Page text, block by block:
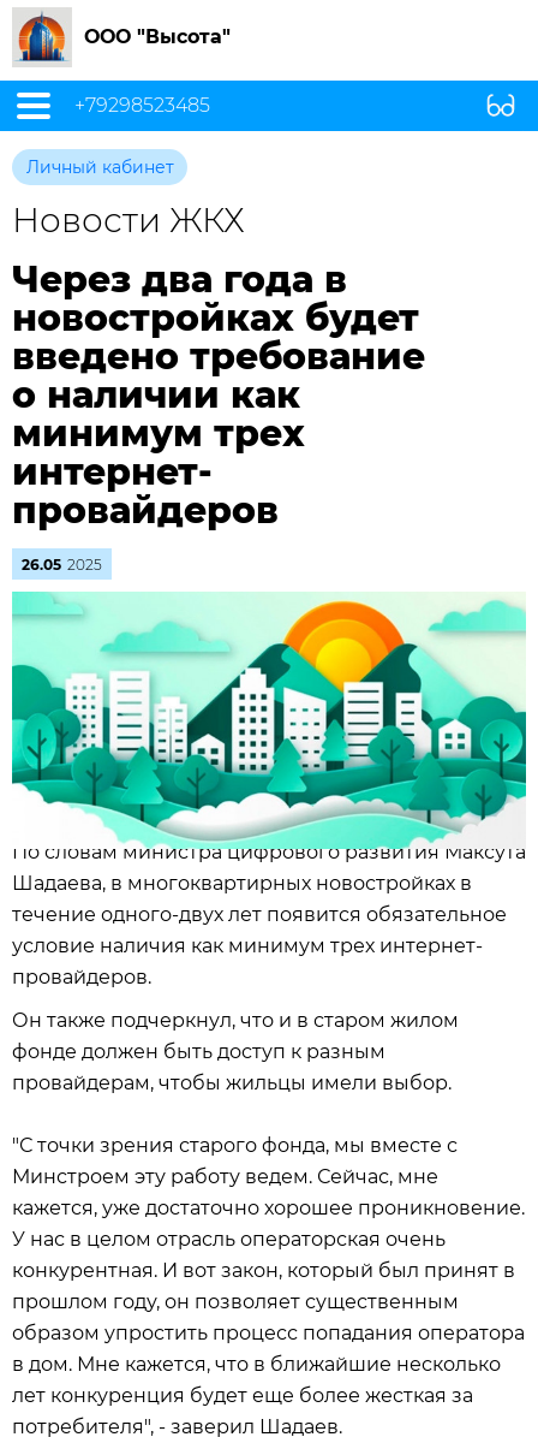
ООО "Высота"
+79298523485
Личный кабинет
Новости ЖКХ
Через два года в
новостройках будет
введено требование
о наличии как
минимум трех
интернет-
провайдеров
26.05 2025
По словам министра цифрового развития Максута
Шадаева, в многоквартирных новостройках в
течение одного-двух лет появится обязательное
условие наличия как минимум трех интернет-
провайдеров.
Он также подчеркнул, что и в старом жилом
фонде должен быть доступ к разным
провайдерам, чтобы жильцы имели выбор.
"С точки зрения старого фонда, мы вместе с
Минстроем эту работу ведем. Сейчас, мне
кажется, уже достаточно хорошее проникновение.
У нас в целом отрасль операторская очень
конкурентная. И вот закон, который был принят в
прошлом году, он позволяет существенным
образом упростить процесс попадания оператора
в дом. Мне кажется, что в ближайшие несколько
лет конкуренция будет еще более жесткая за
потребителя", - заверил Шадаев.